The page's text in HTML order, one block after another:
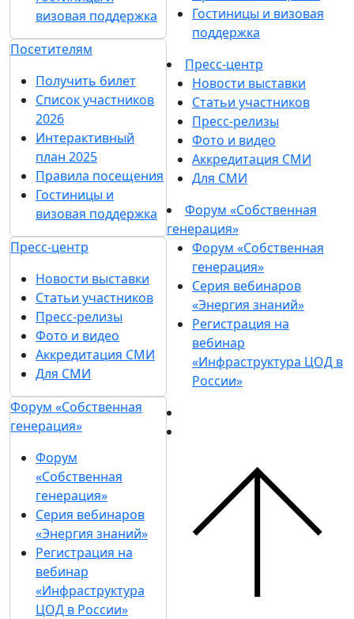
визовая поддержка
Посетителям
Получить билет
Список участников
2026
Интерактивный
план 2025
Правила посещения
Гостиницы и
визовая поддержка
Пресс-центр
Новости выставки
Статьи участников
Пресс-релизы
Фото и видео
Аккредитация СМИ
Для СМИ
Форум «Собственная
генерация»
Форум
«Собственная
генерация»
Серия вебинаров
«Энергия знаний»
Регистрация на
вебинар
«Инфраструктура
ЦОД в России»
Гостиницы и визовая
поддержка
Пресс-центр
Новости выставки
Статьи участников
Пресс-релизы
Фото и видео
Аккредитация СМИ
Для СМИ
Форум «Собственная
генерация»
Форум «Собственная
генерация»
Серия вебинаров
«Энергия знаний»
Регистрация на
вебинар
«Инфраструктура ЦОД в
России»